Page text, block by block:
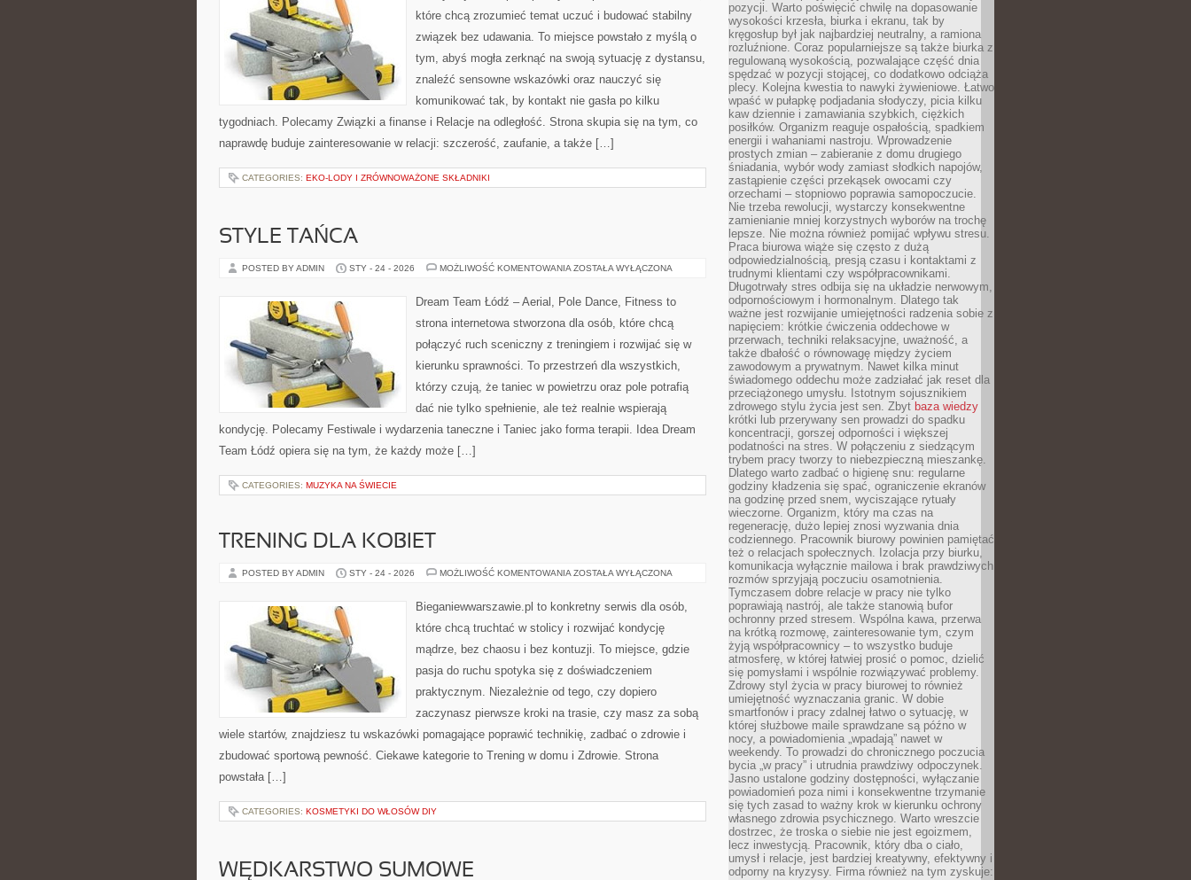
które chcą zrozumieć temat uczuć i budować stabilny
związek bez udawania. To miejsce powstało z myślą o
tym, abyś mogła zerknąć na swoją sytuację z dystansu,
znaleźć sensowne wskazówki oraz nauczyć się
komunikować tak, by kontakt nie gasła po kilku
tygodniach. Polecamy Związki a finanse i Relacje na odległość. Strona skupia się na tym, co
naprawdę buduje zainteresowanie w relacji: szczerość, zaufanie, a także […]
CATEGORIES: EKO-LODY I ZRÓWNOWAŻONE SKŁADNIKI
STYLE TAŃCA
POSTED BY ADMIN STY - 24 - 2026 MOŻLIWOŚĆ KOMENTOWANIA STYLE
ZOSTAŁA WYŁĄCZONA
Dream Team Łódź – Aerial, Pole Dance, Fitness to
strona internetowa stworzona dla osób, które chcą
połączyć ruch sceniczny z treningiem i rozwijać się w
kierunku sprawności. To przestrzeń dla wszystkich,
którzy czują, że taniec w powietrzu oraz pole potrafią
dać nie tylko spełnienie, ale też realnie wspierają
kondycję. Polecamy Festiwale i wydarzenia taneczne i Taniec jako forma terapii. Idea Dream
Team Łódź opiera się na tym, że każdy może […]
CATEGORIES: MUZYKA NA ŚWIECIE
TRENING DLA KOBIET
POSTED BY ADMIN STY - 24 - 2026 MOŻLIWOŚĆ KOMENTOWANIA TRENING
ZOSTAŁA WYŁĄCZONA
Bieganiewwarszawie.pl to konkretny serwis dla osób,
które chcą truchtać w stolicy i rozwijać kondycję
mądrze, bez chaosu i bez kontuzji. To miejsce, gdzie
pasja do ruchu spotyka się z doświadczeniem
praktycznym. Niezależnie od tego, czy dopiero
zaczynasz pierwsze kroki na trasie, czy masz za sobą
wiele startów, znajdziesz tu wskazówki pomagające poprawić technikię, zadbać o zdrowie i
zbudować sportową pewność. Ciekawe kategorie to Trening w domu i Zdrowie. Strona
powstała […]
CATEGORIES: KOSMETYKI DO WŁOSÓW DIY
WĘDKARSTWO SUMOWE
pozycji. Warto poświęcić chwilę na dopasowanie
wysokości krzesła, biurka i ekranu, tak by
kręgosłup był jak najbardziej neutralny, a ramiona
rozluźnione. Coraz popularniejsze są także biurka z
regulowaną wysokością, pozwalające część dnia
spędzać w pozycji stojącej, co dodatkowo odciąża
plecy. Kolejna kwestia to nawyki żywieniowe. Łatwo
wpaść w pułapkę podjadania słodyczy, picia kilku
kaw dziennie i zamawiania szybkich, ciężkich
posiłków. Organizm reaguje ospałością, spadkiem
energii i wahaniami nastroju. Wprowadzenie
prostych zmian – zabieranie z domu drugiego
śniadania, wybór wody zamiast słodkich napojów,
zastąpienie części przekąsek owocami czy
orzechami – stopniowo poprawia samopoczucie.
Nie trzeba rewolucji, wystarczy konsekwentne
zamienianie mniej korzystnych wyborów na trochę
lepsze. Nie można również pomijać wpływu stresu.
Praca biurowa wiąże się często z dużą
odpowiedzialnością, presją czasu i kontaktami z
trudnymi klientami czy współpracownikami.
Długotrwały stres odbija się na układzie nerwowym,
odpornościowym i hormonalnym. Dlatego tak
ważne jest rozwijanie umiejętności radzenia sobie z
napięciem: krótkie ćwiczenia oddechowe w
przerwach, techniki relaksacyjne, uważność, a
także dbałość o równowagę między życiem
zawodowym a prywatnym. Nawet kilka minut
świadomego oddechu może zadziałać jak reset dla
przeciążonego umysłu. Istotnym sojusznikiem
zdrowego stylu życia jest sen. Zbyt baza wiedzy
krótki lub przerywany sen prowadzi do spadku
koncentracji, gorszej odporności i większej
podatności na stres. W połączeniu z siedzącym
trybem pracy tworzy to niebezpieczną mieszankę.
Dlatego warto zadbać o higienę snu: regularne
godziny kładzenia się spać, ograniczenie ekranów
na godzinę przed snem, wyciszające rytuały
wieczorne. Organizm, który ma czas na
regenerację, dużo lepiej znosi wyzwania dnia
codziennego. Pracownik biurowy powinien pamiętać
też o relacjach społecznych. Izolacja przy biurku,
komunikacja wyłącznie mailowa i brak prawdziwych
rozmów sprzyjają poczuciu osamotnienia.
Tymczasem dobre relacje w pracy nie tylko
poprawiają nastrój, ale także stanowią bufor
ochronny przed stresem. Wspólna kawa, przerwa
na krótką rozmowę, zainteresowanie tym, czym
żyją współpracownicy – to wszystko buduje
atmosferę, w której łatwiej prosić o pomoc, dzielić
się pomysłami i wspólnie rozwiązywać problemy.
Zdrowy styl życia w pracy biurowej to również
umiejętność wyznaczania granic. W dobie
smartfonów i pracy zdalnej łatwo o sytuację, w
której służbowe maile sprawdzane są późno w
nocy, a powiadomienia „wpadają” nawet w
weekendy. To prowadzi do chronicznego poczucia
bycia „w pracy” i utrudnia prawdziwy odpoczynek.
Jasno ustalone godziny dostępności, wyłączanie
powiadomień poza nimi i konsekwentne trzymanie
się tych zasad to ważny krok w kierunku ochrony
własnego zdrowia psychicznego. Warto wreszcie
dostrzec, że troska o siebie nie jest egoizmem,
lecz inwestycją. Pracownik, który dba o ciało,
umysł i relacje, jest bardziej kreatywny, efektywny i
odporny na kryzysy. Firma również na tym zyskuje: